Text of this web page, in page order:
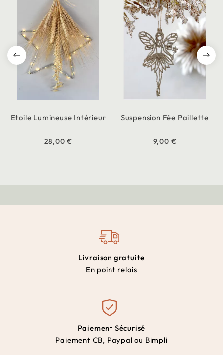
Etoile Lumineuse Intérieur
28,00 €
Suspension Fée Paillette
9,00 €
Livraison gratuite
En point relais
Paiement Sécurisé
Paiement CB, Paypal ou Bimpli